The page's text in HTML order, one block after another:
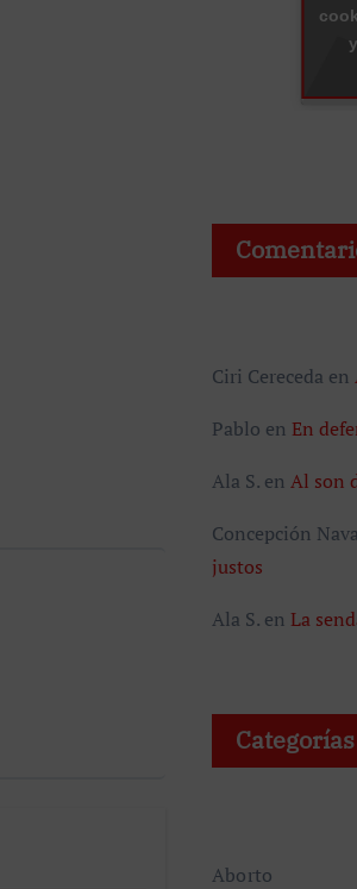
Ciri Cereceda en
Pablo en En
Ala S. en Al son
Concepción
justos
Ala S. en La
Categorías
Aborto